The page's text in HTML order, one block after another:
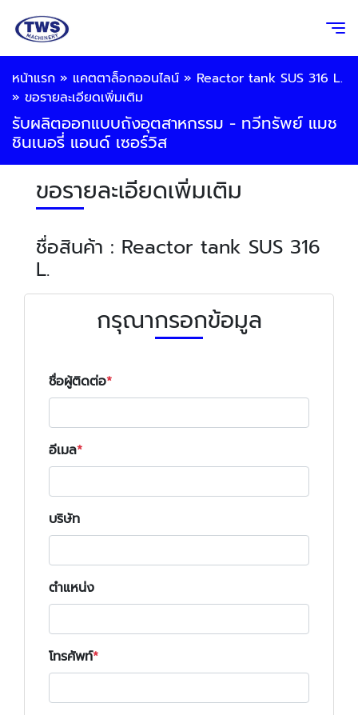
หน้าแรก » แคตตาล็อกออนไลน์ » Reactor tank SUS 316 L.
» ขอรายละเอียดเพิ่มเติม
รับผลิตออกแบบถังอุตสาหกรรม - ทวีทรัพย์ แมช
ชินเนอรี่ แอนด์ เซอร์วิส
ขอรายละเอียดเพิ่มเติม
ชื่อสินค้า : Reactor tank SUS 316
L.
กรุณากรอกข้อมูล
ชื่อผู้ติดต่อ
อีเมล
บริษัท
ตำแหน่ง
โทรศัพท์